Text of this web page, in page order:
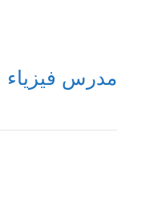
مدرس فيزياء